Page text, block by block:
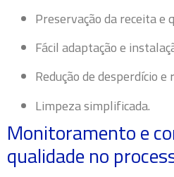
Preservação da receita e
Fácil adaptação e
Redução de desperdício
Limpeza simplificada.
Monitoramento e
qualidade no